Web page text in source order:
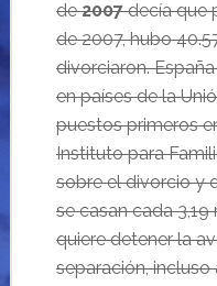
de2007decía que
de 2007, hubo
divorciaron.
en países de la
puestos primeros
Instituto para
sobre el divorcio y
se casan cada
quiere detener la
separación, incluso